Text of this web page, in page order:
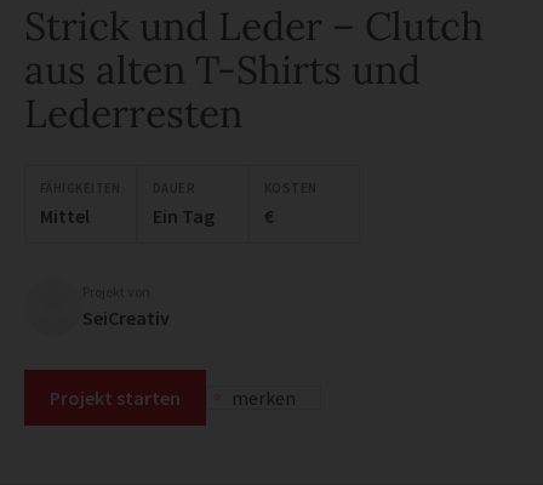
Strick und Leder – Clutch
aus alten T-Shirts und
Lederresten
Mittel Ein Tag €
SeiCreativ
Projekt starten merken